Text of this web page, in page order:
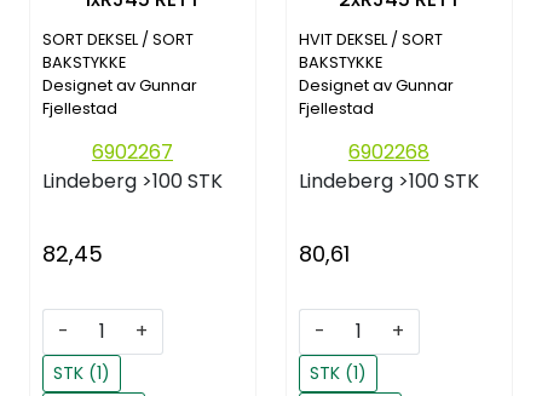
SORT DEKSEL / SORT
BAKSTYKKE
Designet av Gunnar
Fjellestad
6902267
Lindeberg >100 STK
82,45
- +
STK (1)
HVIT DEKSEL / SORT
BAKSTYKKE
Designet av Gunnar
Fjellestad
6902268
Lindeberg >100 STK
80,61
- +
STK (1)